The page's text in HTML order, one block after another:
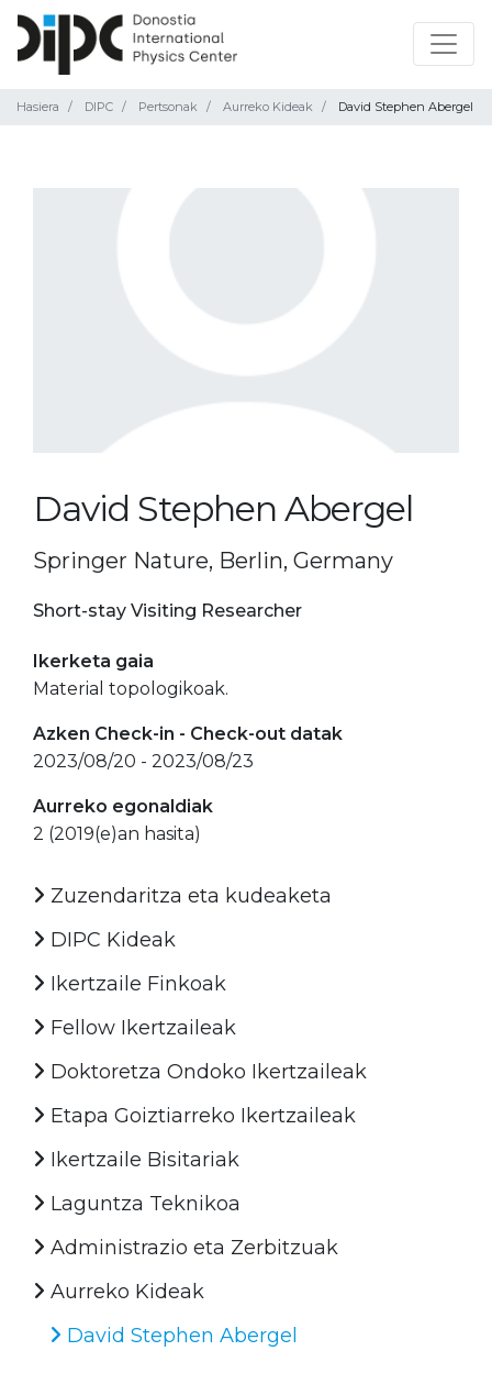
Hasiera DIPC Pertsonak Aurreko Kideak David Stephen Abergel
David Stephen Abergel
Springer Nature, Berlin, Germany
Short-stay Visiting Researcher
Ikerketa gaia
Material topologikoak.
Azken Check-in - Check-out datak
2023/08/20 - 2023/08/23
Aurreko egonaldiak
2 (2019(e)an hasita)
Zuzendaritza eta kudeaketa
DIPC Kideak
Ikertzaile Finkoak
Fellow Ikertzaileak
Doktoretza Ondoko Ikertzaileak
Etapa Goiztiarreko Ikertzaileak
Ikertzaile Bisitariak
Laguntza Teknikoa
Administrazio eta Zerbitzuak
Aurreko Kideak
David Stephen Abergel